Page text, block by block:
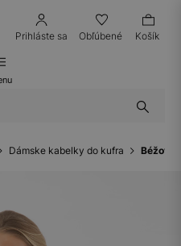
Prihláste sa Obľúbené Košík
Dámske kabelky do kufra Béžový